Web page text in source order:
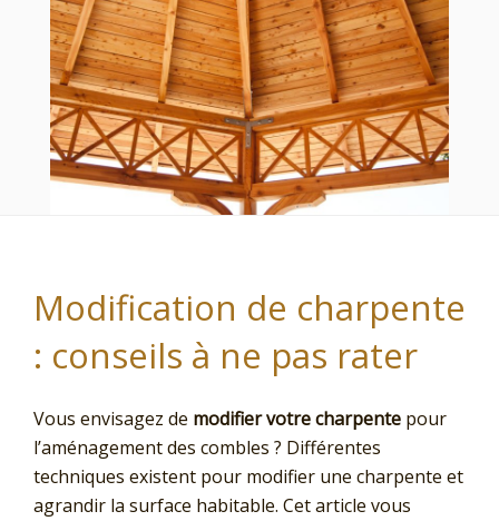
Modification de charpente
: conseils à ne pas rater
Vous envisagez de modifier votre charpente pour
l’aménagement des combles ? Différentes
techniques existent pour modifier une charpente et
agrandir la surface habitable. Cet article vous